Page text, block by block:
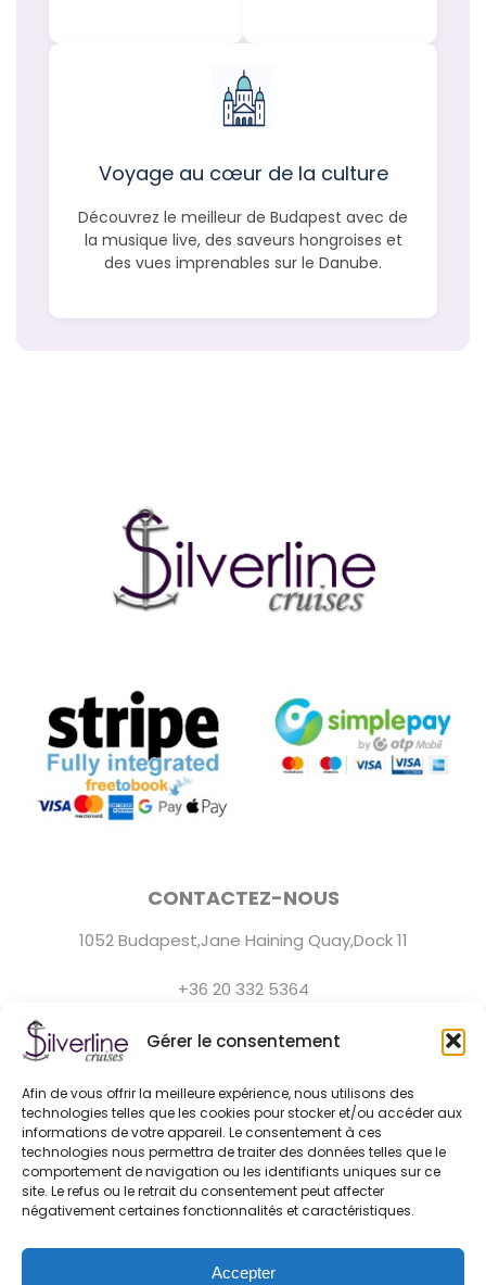
Gérer le consentement
Afin de vous offrir la meilleure expérience, nous utilisons des
technologies telles que les cookies pour stocker et/ou accéder aux
informations de votre appareil. Le consentement à ces
technologies nous permettra de traiter des données telles que le
comportement de navigation ou les identifiants uniques sur ce
site. Le refus ou le retrait du consentement peut affecter
négativement certaines fonctionnalités et caractéristiques.
Accepter
Voyage au cœur de la culture
Découvrez le meilleur de Budapest avec de
la musique live, des saveurs hongroises et
des vues imprenables sur le Danube.
CONTACTEZ-NOUS
1052 Budapest,Jane Haining Quay,Dock 11
+36 20 332 5364
Le service client est disponible tous les jours de 9h00 à
hello@silver-line.hu
Location de bateau privé
GENERAL CONTRACT TERMS EFFECTIVE FROM 11.03.2025
BLOG